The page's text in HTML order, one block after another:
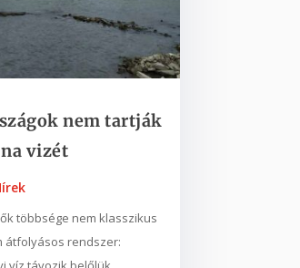
nem tartják
vizét
többsége nem klasszikus
átfolyásos rendszer: